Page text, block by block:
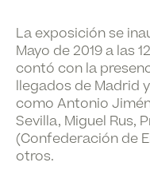
La exposición se
Mayo de 2019a las
contó con la
llegados de Madrid
como Antonio
Sevilla, Miguel Rus,
(Confederación de
otros.